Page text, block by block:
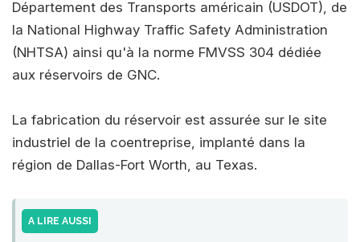
Département des Transports américain (USDOT), de
la National Highway Traffic Safety Administration
(NHTSA) ainsi qu'à la norme FMVSS 304 dédiée
aux réservoirs de GNC.
La fabrication du réservoir est assurée sur le site
industriel de la coentreprise, implanté dans la
région de Dallas-Fort Worth, au Texas.
A LIRE AUSSI